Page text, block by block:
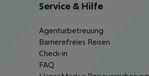
Service & Hilfe
Agenturbetreuung
Barrierefreies Reisen
Check-in
FAQ